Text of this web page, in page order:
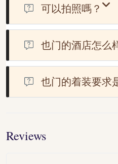
保您获得针对任何特定国家/
明。为了符合国际旅行要求
可以拍照嗎？
您可以拍摄风景和旅游景点
物或当地人。也门的酒店怎么
也门酒店主要以地理位置、
也门酒店的标准在性价比等
也门的着装要求
Reviews